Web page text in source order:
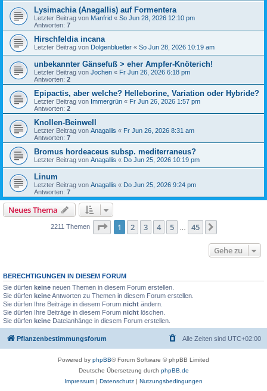
Lysimachia (Anagallis) auf Formentera
Letzter Beitrag von Manfrid « So Jun 28, 2026 12:10 pm
Antworten: 7
Hirschfeldia incana
Letzter Beitrag von Dolgenbluetler « So Jun 28, 2026 10:19 am
unbekannter Gänsefuß > eher Ampfer-Knöterich!
Letzter Beitrag von Jochen « Fr Jun 26, 2026 6:18 pm
Antworten: 2
Epipactis, aber welche? Helleborine, Variation oder Hybride?
Letzter Beitrag von Immergrün « Fr Jun 26, 2026 1:57 pm
Antworten: 2
Knollen-Beinwell
Letzter Beitrag von Anagallis « Fr Jun 26, 2026 8:31 am
Antworten: 7
Bromus hordeaceus subsp. mediterraneus?
Letzter Beitrag von Anagallis « Do Jun 25, 2026 10:19 pm
Linum
Letzter Beitrag von Anagallis « Do Jun 25, 2026 9:24 pm
Antworten: 7
Neues Thema
2211 Themen Seite 1von 45
1 2 3 4 5 45
Gehe zu
BERECHTIGUNGEN IN DIESEM FORUM
Sie dürfen keine neuen Themen in diesem Forum erstellen.
Sie dürfen keineAntworten zu Themen in diesem Forum erstellen.
Sie dürfen Ihre Beiträge in diesem Forum nicht ändern.
Sie dürfen Ihre Beiträge in diesem Forum nicht löschen.
Sie dürfen keine Dateianhänge in diesem Forum erstellen.
Pflanzenbestimmungsforum Alle Zeiten sind UTC+02:00
Powered by phpBB® Forum Software © phpBB Limited
Deutsche Übersetzung durch phpBB.de
Impressum | Datenschutz | Nutzungsbedingungen